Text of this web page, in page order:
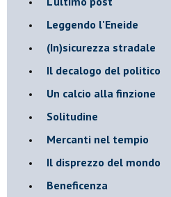
Leggendo l'Eneide
​(In)sicurezza stradale
Il decalogo del politico
Un calcio alla finzione
Solitudine
Mercanti nel tempio
Il disprezzo del mondo
Beneficenza